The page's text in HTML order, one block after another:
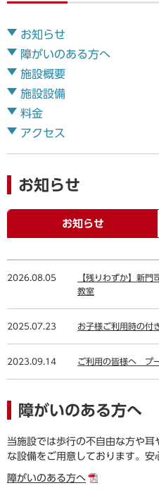
お知らせ
障がいのある方へ
施設概要
施設設備
料金
アクセス
お知らせ
お知らせ
2026.08.05
【残りわずか】新
教室
2025.07.23 お子様ご利用時の付
2023.09.14 ご利用の皆様へ プ
障がいのある方へ
当施設では歩行の不自由な方や
な設備をご用意しております。安
障がいのある方へ